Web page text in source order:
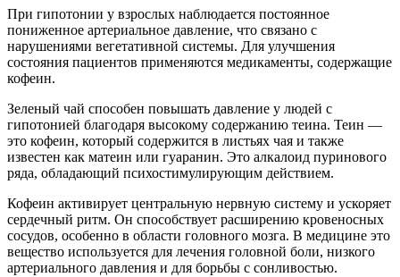
При гипотонии у взрослых наблюдается постоянное
пониженное артериальное давление, что связано с
нарушениями вегетативной системы. Для улучшения
состояния пациентов применяются медикаменты, содержащие
кофеин.
Зеленый чай способен повышать давление у людей с
гипотонией благодаря высокому содержанию теина. Теин —
это кофеин, который содержится в листьях чая и также
известен как матеин или гуаранин. Это алкалоид пуринового
ряда, обладающий психостимулирующим действием.
Кофеин активирует центральную нервную систему и ускоряет
сердечный ритм. Он способствует расширению кровеносных
сосудов, особенно в области головного мозга. В медицине это
вещество используется для лечения головной боли, низкого
артериального давления и для борьбы с сонливостью.